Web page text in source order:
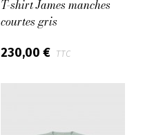
T-shirt James manches
courtes gris
230,00 € TTC